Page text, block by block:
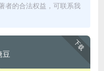
者的合法权益，可联系我
下载
豆